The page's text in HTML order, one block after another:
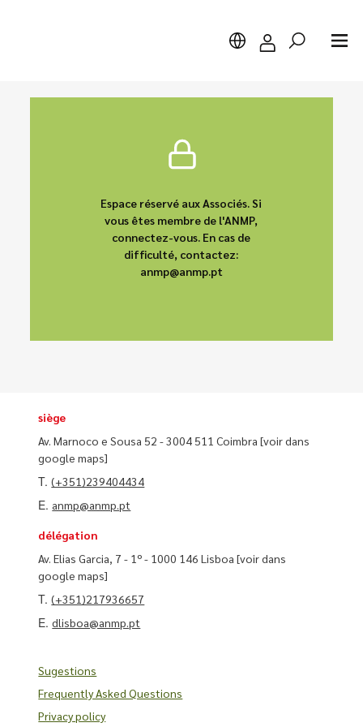
Espace réservé aux Associés. Si
vous êtes membre de l'ANMP,
connectez-vous. En cas de
difficulté, contactez:
anmp@anmp.pt
siège
Av. Marnoco e Sousa 52 - 3004 511 Coimbra[voir dans
google maps]
T.(+351)239404434
E. anmp@anmp.pt
délégation
Av. Elias Garcia, 7 - 1º - 1000 146 Lisboa[voir dans
google maps]
T.(+351)217936657
E.dlisboa@anmp.pt
Sugestions
Frequently Asked Questions
Privacy policy